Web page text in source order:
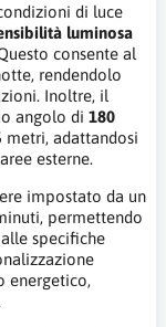
di luce
luminosa
consente al
rendendolo
Inoltre, il
angolo di 180
metri, adattandosi
esterne.
impostato da un
permettendo
specifiche
energetico,